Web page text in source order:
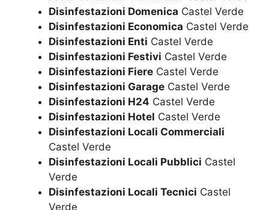
Disinfestazioni Domenica Castel Verde
Disinfestazioni Economica Castel Verde
Disinfestazioni Enti Castel Verde
Disinfestazioni Festivi Castel Verde
Disinfestazioni Fiere Castel Verde
Disinfestazioni Garage Castel Verde
Disinfestazioni H24 Castel Verde
Disinfestazioni Hotel Castel Verde
Disinfestazioni Locali Commerciali
Castel Verde
Disinfestazioni Locali Pubblici Castel
Verde
Disinfestazioni Locali Tecnici Castel
Verde